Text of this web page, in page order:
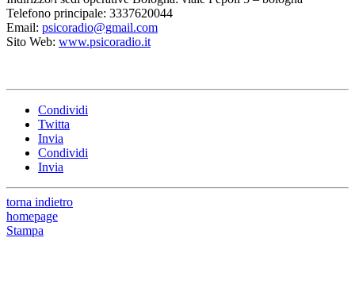
Telefono principale: 3337620044
Email: psicoradio@gmail.com
Sito Web: www.psicoradio.it
Condividi
Twitta
Invia
Condividi
Invia
torna indietro
homepage
Stampa